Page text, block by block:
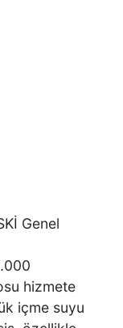
Genel
hizmete
içme suyu